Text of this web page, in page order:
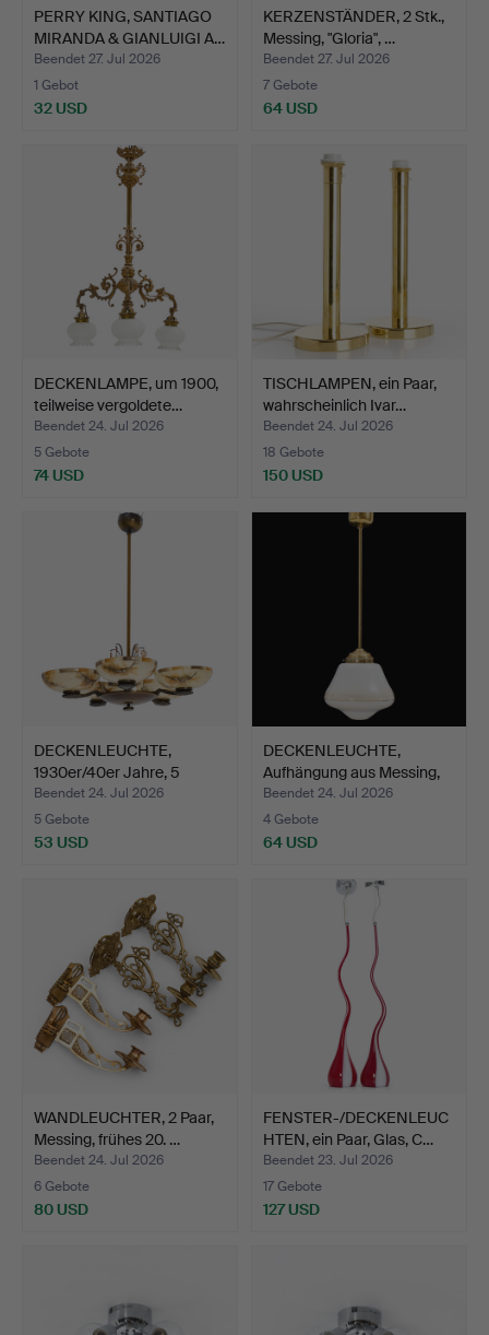
PERRY KING, SANTIAGO
MIRANDA & GIANLUIGI A…
Beendet 27. Jul 2026
1 Gebot
32 USD
KERZENSTÄNDER, 2 Stk.,
Messing, "Gloria", …
Beendet 27. Jul 2026
7 Gebote
64 USD
DECKENLAMPE, um 1900,
teilweise vergoldete…
Beendet 24. Jul 2026
5 Gebote
74 USD
TISCHLAMPEN, ein Paar,
wahrscheinlich Ivar…
Beendet 24. Jul 2026
18 Gebote
150 USD
DECKENLEUCHTE,
1930er/40er Jahre, 5
Leucht…
Beendet 24. Jul 2026
5 Gebote
53 USD
DECKENLEUCHTE,
Aufhängung aus Messing,
Sch…
Beendet 24. Jul 2026
4 Gebote
64 USD
WANDLEUCHTER, 2 Paar,
Messing, frühes 20. …
Beendet 24. Jul 2026
6 Gebote
80 USD
FENSTER-/DECKENLEUC
HTEN, ein Paar, Glas, C…
Beendet 23. Jul 2026
17 Gebote
127 USD